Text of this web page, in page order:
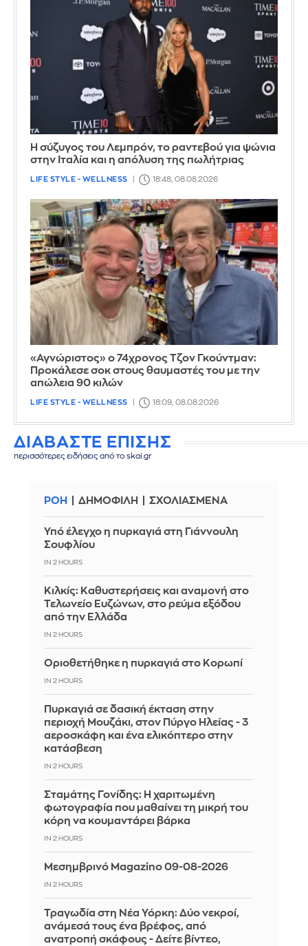
Η σύζυγος του Λεμπρόν, το ραντεβού για ψώνια
στην Ιταλία και η απόλυση της πωλήτριας
LIFE STYLE - WELLNESS 18:48, 08.08.2026
«Αγνώριστος» ο 74χρονος Τζον Γκούντμαν:
Προκάλεσε σοκ στους θαυμαστές του με την
απώλεια 90 κιλών
LIFE STYLE - WELLNESS 18:09, 08.08.2026
ΔΙΑΒΑΣΤΕ ΕΠΙΣΗΣ
περισσότερες ειδήσεις από το skai.gr
ΡΟΗ ΔΗΜΟΦΙΛΗ ΣΧΟΛΙΑΣΜΕΝΑ
Υπό έλεγχο η πυρκαγιά στη Γιάννουλη
Σουφλίου
IN 2 HOURS
Κιλκίς: Καθυστερήσεις και αναμονή στο
Τελωνείο Ευζώνων, στο ρεύμα εξόδου
από την Ελλάδα
IN 2 HOURS
Οριοθετήθηκε η πυρκαγιά στο Κορωπί
IN 2 HOURS
Πυρκαγιά σε δασική έκταση στην
περιοχή Μουζάκι, στον Πύργο Ηλείας - 3
αεροσκάφη και ένα ελικόπτερο στην
κατάσβεση
IN 2 HOURS
Σταμάτης Γονίδης: Η χαριτωμένη
φωτογραφία που μαθαίνει τη μικρή του
κόρη να κουμαντάρει βάρκα
IN 2 HOURS
Μεσημβρινό Magazino 09-08-2026
IN 2 HOURS
Τραγωδία στη Νέα Υόρκη: Δύο νεκροί,
ανάμεσά τους ένα βρέφος, από
ανατροπή σκάφους - Δείτε βίντεο,